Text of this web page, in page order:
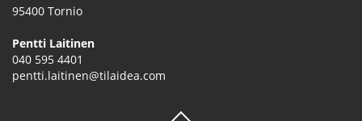
95400 Tornio
Pentti Laitinen
040 595 4401
pentti.laitinen@tilaidea.com